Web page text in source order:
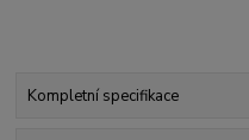
Kompletní specifikace